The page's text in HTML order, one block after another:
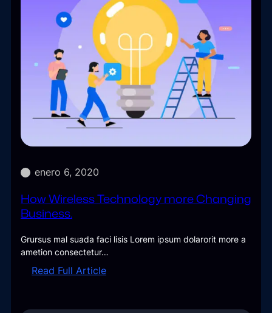
enero 6, 2020
How Wireless Technology more Changing
Business.
Grursus mal suada faci lisis Lorem ipsum dolarorit more a
ametion consectetur…
Read Full Article: